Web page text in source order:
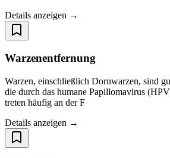
Details anzeigen →
Warzenentfernung
Warzen, einschließlich Dornwarzen, sind
die durch das humane Papillomavirus
treten häufig an der F
Details anzeigen →